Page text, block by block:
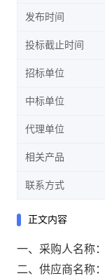
发布时间
投标截止时间
招标单位
中标单位
代理单位
相关产品
联系方式
正文内容
一、采购人名称
二、供应商名称